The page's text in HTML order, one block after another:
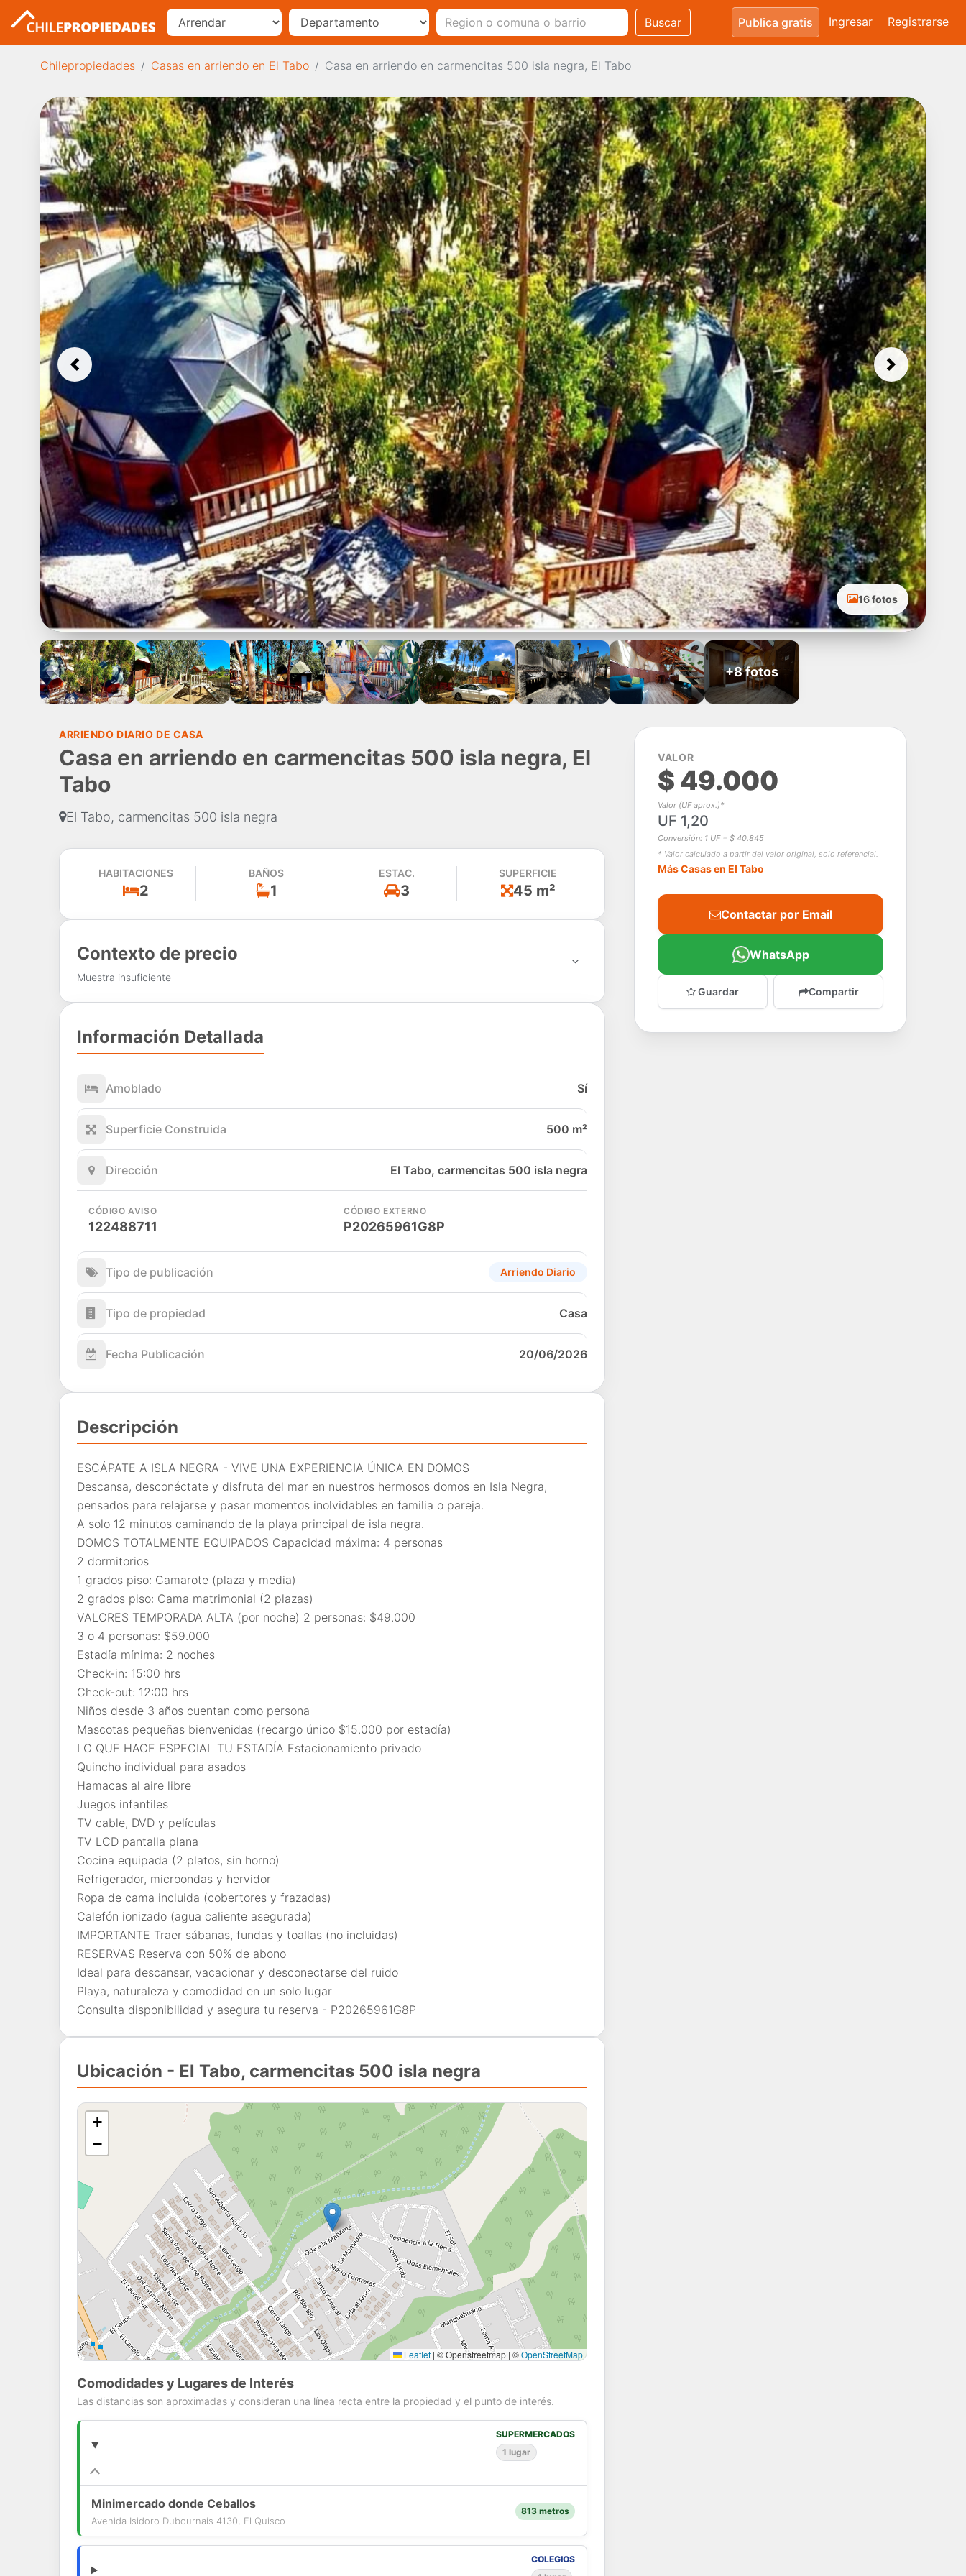
Buscar Publica gratis Ingresar Registrarse
Chilepropiedades Casas en arriendo en El Tabo Casa en arriendo en carmencitas 500 isla negra, El Tabo
Previous Next
16 fotos
+8 fotos
ARRIENDO DIARIO DE CASA
Casa en arriendo en carmencitas 500 isla negra, El
Tabo
El Tabo, carmencitas 500 isla negra
HABITACIONES
2
BAÑOS
1
ESTAC.
3
SUPERFICIE
45 m²
Contexto de precio
Muestra insuficiente
Información Detallada
Amoblado Sí
Superficie Construida 500 m²
Dirección El Tabo, carmencitas 500 isla negra
CÓDIGO AVISO
122488711
CÓDIGO EXTERNO
P20265961G8P
Tipo de publicación Arriendo Diario
Tipo de propiedad Casa
Fecha Publicación 20/06/2026
Descripción
ESCÁPATE A ISLA NEGRA - VIVE UNA EXPERIENCIA ÚNICA EN DOMOS
Descansa, desconéctate y disfruta del mar en nuestros hermosos domos en Isla Negra,
pensados para relajarse y pasar momentos inolvidables en familia o pareja.
A solo 12 minutos caminando de la playa principal de isla negra.
DOMOS TOTALMENTE EQUIPADOS Capacidad máxima: 4 personas
2 dormitorios
1 grados piso: Camarote (plaza y media)
2 grados piso: Cama matrimonial (2 plazas)
VALORES TEMPORADA ALTA (por noche) 2 personas: $49.000
3 o 4 personas: $59.000
Estadía mínima: 2 noches
Check-in: 15:00 hrs
Check-out: 12:00 hrs
Niños desde 3 años cuentan como persona
Mascotas pequeñas bienvenidas (recargo único $15.000 por estadía)
LO QUE HACE ESPECIAL TU ESTADÍA Estacionamiento privado
Quincho individual para asados
Hamacas al aire libre
Juegos infantiles
TV cable, DVD y películas
TV LCD pantalla plana
Cocina equipada (2 platos, sin horno)
Refrigerador, microondas y hervidor
Ropa de cama incluida (cobertores y frazadas)
Calefón ionizado (agua caliente asegurada)
IMPORTANTE Traer sábanas, fundas y toallas (no incluidas)
RESERVAS Reserva con 50% de abono
Ideal para descansar, vacacionar y desconectarse del ruido
Playa, naturaleza y comodidad en un solo lugar
Consulta disponibilidad y asegura tu reserva - P20265961G8P
Ubicación - El Tabo, carmencitas 500 isla negra
+
−
Leaflet | © Openstreetmap | ©OpenStreetMap
Comodidades y Lugares de Interés
Las distancias son aproximadas y consideran una línea recta entre la propiedad y el punto de interés.
SUPERMERCADOS
1 lugar
Minimercado donde Ceballos
Avenida Isidoro Dubournais 4130, El Quisco
813 metros
COLEGIOS
VALOR
$ 49.000
Valor (UF aprox.)*
UF 1,20
Conversión: 1 UF = $ 40.845
* Valor calculado a partir del valor original, solo referencial.
Más Casas en El Tabo
Contactar por Email
WhatsApp
Guardar Compartir